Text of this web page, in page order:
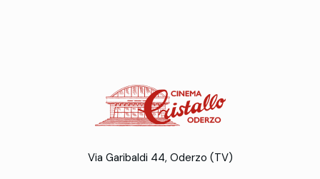
Via Garibaldi 44, Oderzo (TV)